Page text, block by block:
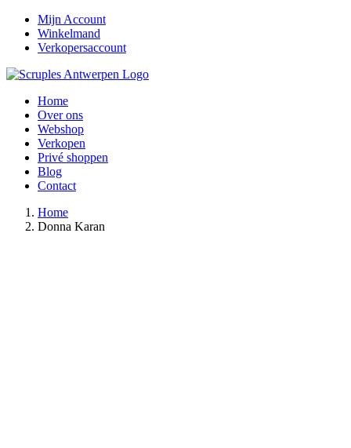
naar
inhoud
Facebook
Instagram
mail
Mijn Account
Winkelmand
Verkopersaccount
Home
Over ons
Webshop
Verkopen
Privé shoppen
Blog
Contact
Home
Donna Karan